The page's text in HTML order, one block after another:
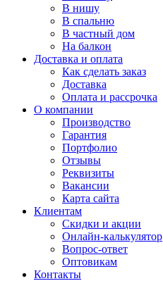
В нишу
В спальню
В частный дом
На балкон
Доставка и оплата
Как сделать заказ
Доставка
Оплата и рассрочка
О компании
Производство
Гарантия
Портфолио
Отзывы
Реквизиты
Вакансии
Карта сайта
Клиентам
Скидки и акции
Онлайн-калькулятор
Вопрос-ответ
Оптовикам
Контакты